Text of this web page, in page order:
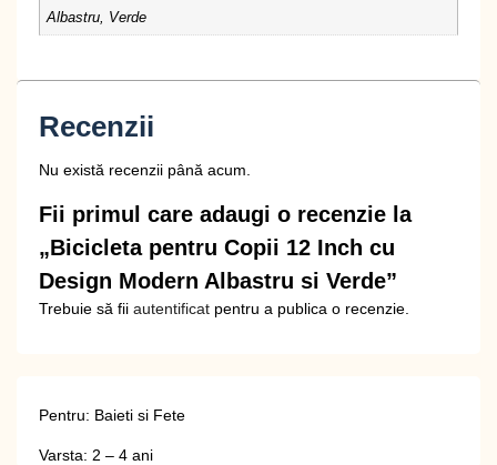
Albastru, Verde
Recenzii
Nu există recenzii până acum.
Fii primul care adaugi o recenzie la
„Bicicleta pentru Copii 12 Inch cu
Design Modern Albastru si Verde”
Trebuie să fii autentificat pentru a publica o recenzie.
Pentru: Baieti si Fete
Varsta: 2 – 4 ani